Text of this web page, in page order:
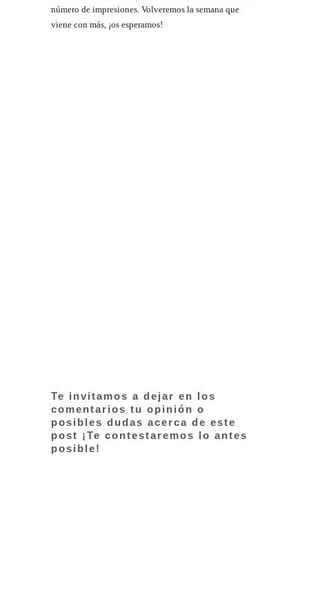
número de impresiones. Volveremos la semana que
viene con más, ¡os esperamos!
Te invitamos a dejar en los
comentarios tu opinión o
posibles dudas acerca de este
post ¡Te contestaremos lo antes
posible!